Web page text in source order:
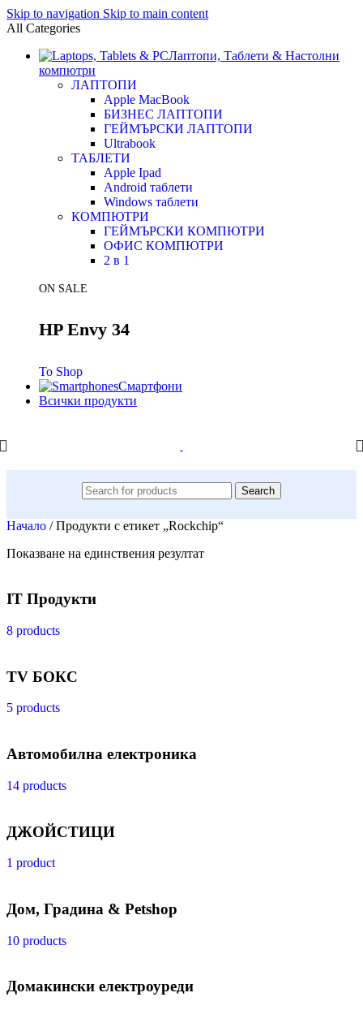
Skip to navigation Skip to main content
All Categories
Лаптопи, Таблети & Настолни
компютри
ЛАПТОПИ
Apple MacBook
БИЗНЕС ЛАПТОПИ
ГЕЙМЪРСКИ ЛАПТОПИ
Ultrabook
ТАБЛЕТИ
Apple Ipad
Android таблети
Windows таблети
КОМПЮТРИ
ГЕЙМЪРСКИ КОМПЮТРИ
ОФИС КОМПЮТРИ
2 в 1
ON SALE
HP Envy 34
To Shop
Смартфони
Всички продукти
Search
Начало / Продукти с етикет „Rockchip“
Показване на единствения резултат
IT Продукти
8 products
TV БОКС
5 products
Автомобилна електроника
14 products
ДЖОЙСТИЦИ
1 product
Дом, Градина & Petshop
10 products
Домакински електроуреди